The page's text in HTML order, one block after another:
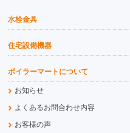
水栓金具
住宅設備機器
ボイラーマートについて
お知らせ
よくあるお問合わせ内容
お客様の声